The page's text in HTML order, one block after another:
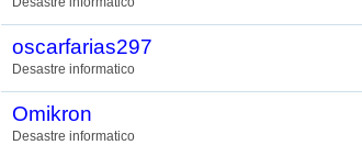
oscarfarias297
Desastre informatico
Omikron
Desastre informatico